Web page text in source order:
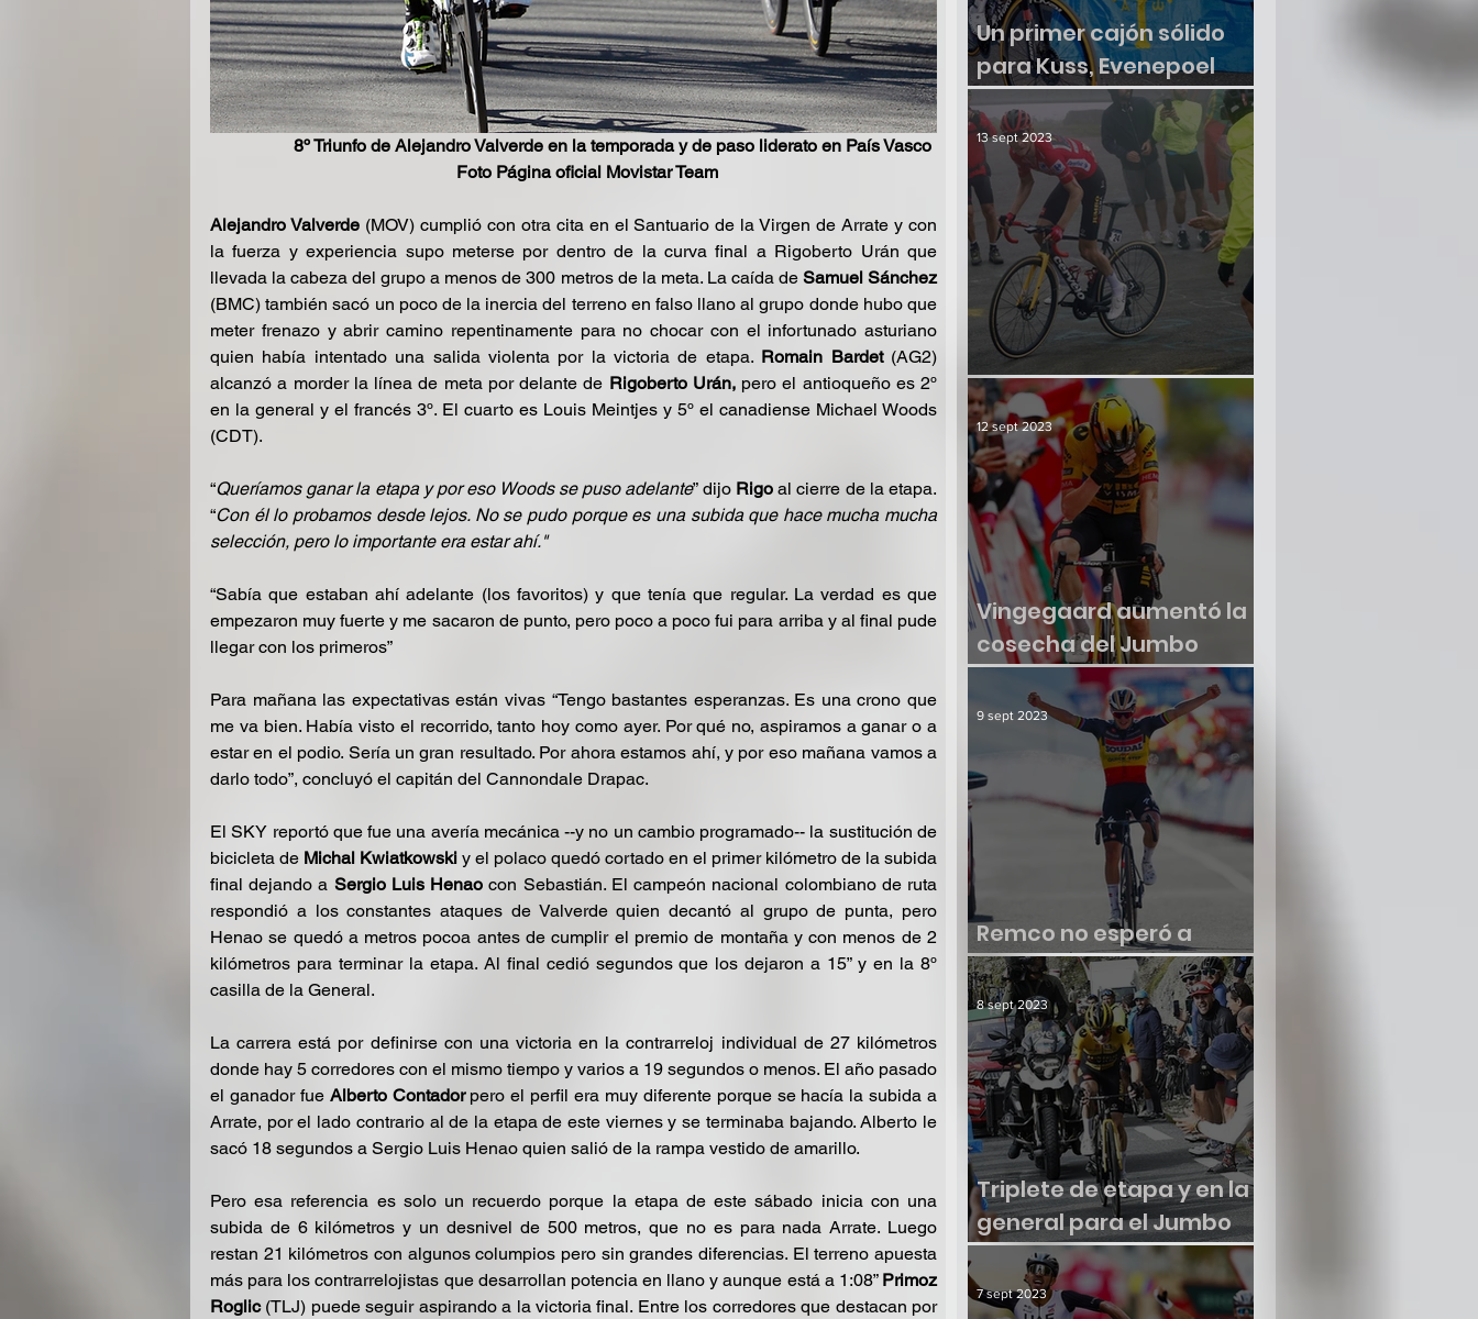
                   8º Triunfo de Alejandro Valverde en la temporada y de paso liderato en País Vasco
                                                        Foto Página oficial Movistar Team
Alejandro Valverde (MOV) cumplió con otra cita en el Santuario de la Virgen de Arrate y con
la fuerza y experiencia supo meterse por dentro de la curva final a Rigoberto Urán que
llevada la cabeza del grupo a menos de 300 metros de la meta. La caída de Samuel Sánchez
(BMC) también sacó un poco de la inercia del terreno en falso llano al grupo donde hubo que
meter frenazo y abrir camino repentinamente para no chocar con el infortunado asturiano
quien había intentado una salida violenta por la victoria de etapa. Romain Bardet (AG2)
alcanzó a morder la línea de meta por delante de Rigoberto Urán, pero el antioqueño es 2º
en la general y el francés 3º. El cuarto es Louis Meintjes y 5º el canadiense Michael Woods
(CDT).
“Queríamos ganar la etapa y por eso Woods se puso adelante” dijo Rigo al cierre de la etapa.
“Con él lo probamos desde lejos. No se pudo porque es una subida que hace mucha mucha
selección, pero lo importante era estar ahí."
“Sabía que estaban ahí adelante (los favoritos) y que tenía que regular. La verdad es que
empezaron muy fuerte y me sacaron de punto, pero poco a poco fui para arriba y al final pude
llegar con los primeros”
Para mañana las expectativas están vivas “Tengo bastantes esperanzas. Es una crono que
me va bien. Había visto el recorrido, tanto hoy como ayer. Por qué no, aspiramos a ganar o a
estar en el podio. Sería un gran resultado. Por ahora estamos ahí, y por eso mañana vamos a
darlo todo”, concluyó el capitán del Cannondale Drapac.
El SKY reportó que fue una avería mecánica --y no un cambio programado-- la sustitución de
bicicleta de Michal Kwiatkowski y el polaco quedó cortado en el primer kilómetro de la subida
final dejando a Sergio Luis Henao con Sebastián. El campeón nacional colombiano de ruta
respondió a los constantes ataques de Valverde quien decantó al grupo de punta, pero
Henao se quedó a metros pocoa antes de cumplir el premio de montaña y con menos de 2
kilómetros para terminar la etapa. Al final cedió segundos que los dejaron a 15” y en la 8º
casilla de la General.
La carrera está por definirse con una victoria en la contrarreloj individual de 27 kilómetros
donde hay 5 corredores con el mismo tiempo y varios a 19 segundos o menos. El año pasado
el ganador fue Alberto Contador pero el perfil era muy diferente porque se hacía la subida a
Arrate, por el lado contrario al de la etapa de este viernes y se terminaba bajando. Alberto le
sacó 18 segundos a Sergio Luis Henao quien salió de la rampa vestido de amarillo.
Pero esa referencia es solo un recuerdo porque la etapa de este sábado inicia con una
subida de 6 kilómetros y un desnivel de 500 metros, que no es para nada Arrate. Luego
restan 21 kilómetros con algunos columpios pero sin grandes diferencias. El terreno apuesta
más para los contrarrelojistas que desarrollan potencia en llano y aunque está a 1:08” Primoz
Roglic (TLJ) puede seguir aspirando a la victoria final. Entre los corredores que destacan por
Un primer cajón sólido
para Kuss, Evenepoel
sumó otra victoria
¿Hay crisis en el paraíso?
13 sept 2023
Vingegaard aumentó la
cosecha del Jumbo
Visma
12 sept 2023
Remco no esperó a
renacer en la Vuelta
9 sept 2023
Triplete de etapa y en la
general para el Jumbo
Visma
8 sept 2023
7 sept 2023